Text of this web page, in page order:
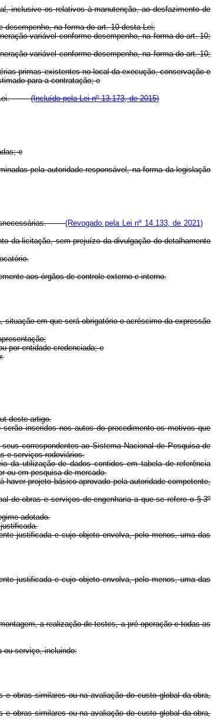
inclusive os relativos à manutenção, ao desfazimento de
na forma do art. 10 desta Lei;
variável conforme desempenho, na forma do art. 10;
variável conforme desempenho, na forma do art. 10;
primas existentes no local da execução, conservação e
para a contratação; e
Lei.(Incluído pela Lei nº 13.173, de 2015)
e
pela autoridade responsável, na forma da legislação
desnecessárias.(Revogado pela Lei nº 14.133, de 2021)
da licitação, sem prejuízo da divulgação do detalhamento
aos órgãos de controle externo e interno.
em que será obrigatório o acréscimo da expressão
por entidade credenciada; e
deste artigo.
inseridos nos autos do procedimento os motivos que
correspondentes ao Sistema Nacional de Pesquisa de
e serviços rodoviários.
da utilização de dados contidos em tabela de referência
ou em pesquisa de mercado.
haver projeto básico aprovado pela autoridade competente,
de obras e serviços de engenharia a que se refere o § 3º
adotado.
justificada e cujo objeto envolva, pelo menos, uma das
justificada e cujo objeto envolva, pelo menos, uma das
a realização de testes, a pré-operação e todas as
ou serviço, incluindo:
obras similares ou na avaliação do custo global da obra,
obras similares ou na avaliação do custo global da obra,